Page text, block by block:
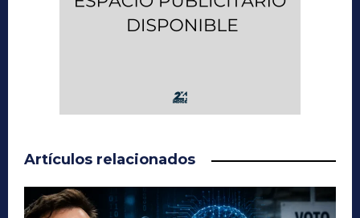
Artículos relacionados